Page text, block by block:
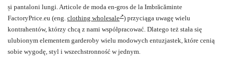
și pantaloni lungi. Articole de moda en-gros de la Imbrăcăminte
FactoryPrice.eu (eng. clothing wholesale ) przyciąga uwagę wielu
kontrahentów, którzy chcą z nami współpracować. Dlatego też stała się
ulubionym elementem garderoby wielu modowych entuzjastek, które cenią
sobie wygodę, styl i wszechstronność w jednym.